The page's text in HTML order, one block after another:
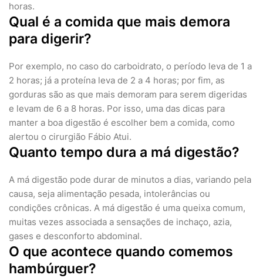
horas.
Qual é a comida que mais demora
para digerir?
Por exemplo, no caso do carboidrato, o período leva de 1 a
2 horas; já a proteína leva de 2 a 4 horas; por fim, as
gorduras são as que mais demoram para serem digeridas
e levam de 6 a 8 horas. Por isso, uma das dicas para
manter a boa digestão é escolher bem a comida, como
alertou o cirurgião Fábio Atui.
Quanto tempo dura a má digestão?
A má digestão pode durar de minutos a dias, variando pela
causa, seja alimentação pesada, intolerâncias ou
condições crônicas. A má digestão é uma queixa comum,
muitas vezes associada a sensações de inchaço, azia,
gases e desconforto abdominal.
O que acontece quando comemos
hambúrguer?